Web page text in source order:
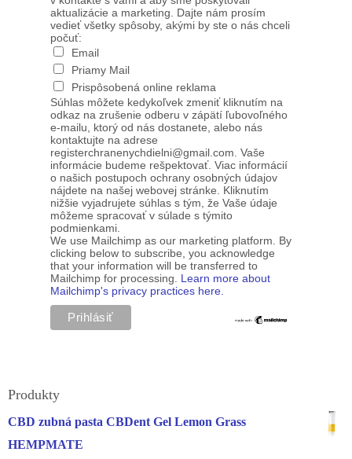
aktualizácie a marketing. Dajte nám prosím
vedieť všetky spôsoby, akými by ste o nás chceli
počuť:
Email
Priamy Mail
Prispôsobená online reklama
Súhlas môžete kedykoľvek zmeniť kliknutím na
odkaz na zrušenie odberu v zápätí ľubovoľného
e-mailu, ktorý od nás dostanete, alebo nás
kontaktujte na adrese
registerchranenychdielni@gmail.com. Vaše
informácie budeme rešpektovať. Viac informácií
o našich postupoch ochrany osobných údajov
nájdete na našej webovej stránke. Kliknutím
nižšie vyjadrujete súhlas s tým, že Vaše údaje
môžeme spracovať v súlade s týmito
podmienkami.
We use Mailchimp as our marketing platform. By
clicking below to subscribe, you acknowledge
that your information will be transferred to
Mailchimp for processing. Learn more about
Mailchimp's privacy practices here.
Produkty
CBD zubná pasta CBDent Gel Lemon Grass
HEMPMATE